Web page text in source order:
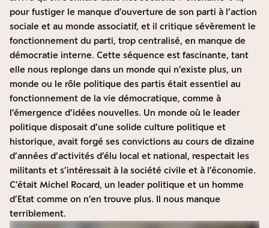
pour fustiger le manque d’ouverture de son parti à l’action
sociale et au monde associatif, et il critique sévèrement le
fonctionnement du parti, trop centralisé, en manque de
démocratie interne. Cette séquence est fascinante, tant
elle nous replonge dans un monde qui n’existe plus, un
monde ou le rôle politique des partis était essentiel au
fonctionnement de la vie démocratique, comme à
l’émergence d’idées nouvelles. Un monde où le leader
politique disposait d’une solide culture politique et
historique, avait forgé ses convictions au cours de dizaine
d’années d’activités d’élu local et national, respectait les
militants et s’intéressait à la société civile et à l’économie.
C’était Michel Rocard, un leader politique et un homme
d’Etat comme on n’en trouve plus. Il nous manque
terriblement.